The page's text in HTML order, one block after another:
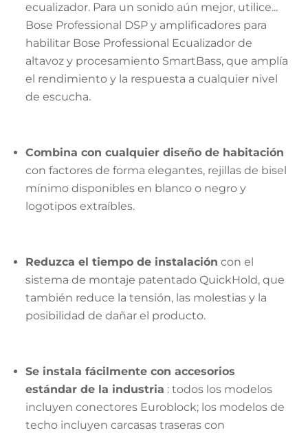
ecualizador. Para un sonido aún mejor, utilice...
Bose Professional DSP y amplificadores para
habilitar Bose Professional Ecualizador de
altavoz y procesamiento SmartBass, que amplía
el rendimiento y la respuesta a cualquier nivel
de escucha.
Combina con cualquier diseño de habitación
con factores de forma elegantes, rejillas de bisel
mínimo disponibles en blanco o negro y
logotipos extraíbles.
Reduzca el tiempo de instalación con el
sistema de montaje patentado QuickHold, que
también reduce la tensión, las molestias y la
posibilidad de dañar el producto.
Se instala fácilmente con accesorios
estándar de la industria : todos los modelos
incluyen conectores Euroblock; los modelos de
techo incluyen carcasas traseras con